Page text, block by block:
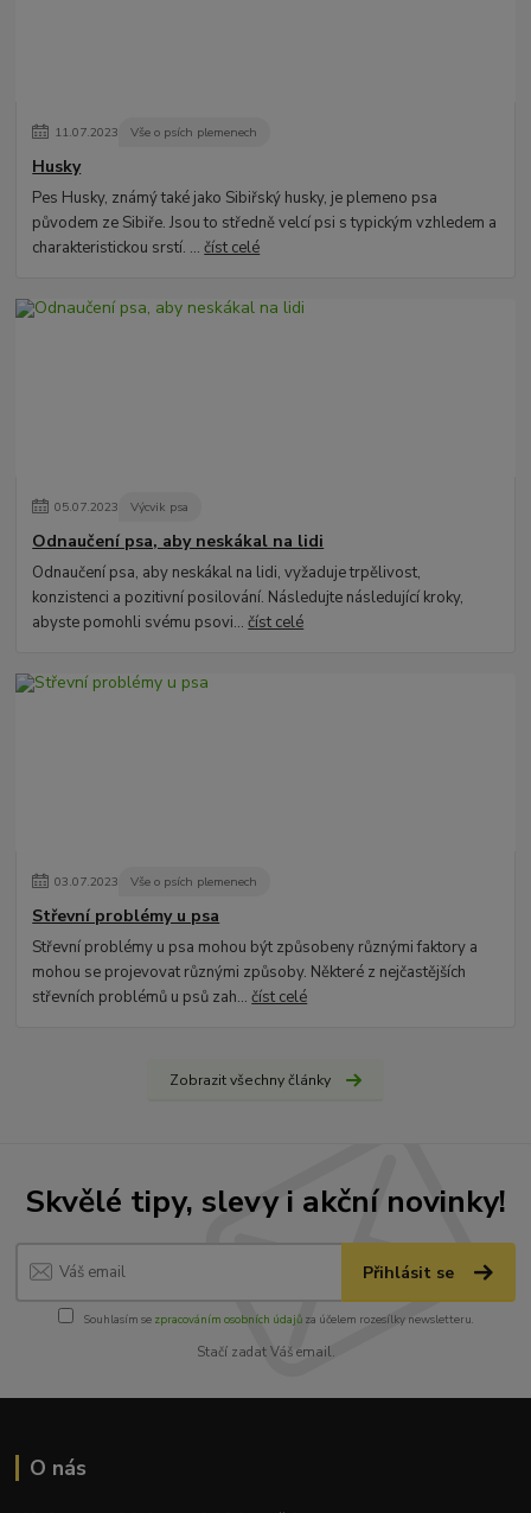
11.07.2023 Vše o psích plemenech
Husky
Pes Husky, známý také jako Sibiřský husky, je plemeno psa
původem ze Sibiře. Jsou to středně velcí psi s typickým vzhledem a
charakteristickou srstí. ...číst celé
05.07.2023 Výcvik psa
Odnaučení psa, aby neskákal na lidi
Odnaučení psa, aby neskákal na lidi, vyžaduje trpělivost,
konzistenci a pozitivní posilování. Následujte následující kroky,
abyste pomohli svému psovi...číst celé
03.07.2023 Vše o psích plemenech
Střevní problémy u psa
Střevní problémy u psa mohou být způsobeny různými faktory a
mohou se projevovat různými způsoby. Některé z nejčastějších
střevních problémů u psů zah...číst celé
Zobrazit všechny články
Skvělé tipy, slevy i akční novinky!
Přihlásit se
Souhlasím se zpracováním osobních údajůza účelem rozesílky newsletteru.
Stačí zadat Váš email.
O nás